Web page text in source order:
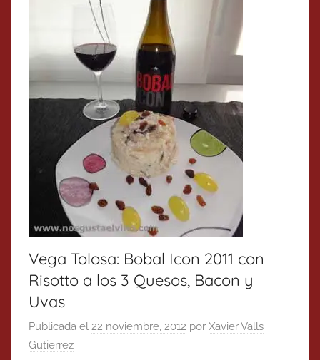
Vega Tolosa: Bobal Icon 2011 con
Risotto a los 3 Quesos, Bacon y
Uvas
Publicada el 22 noviembre, 2012 por Xavier Valls
Gutierrez